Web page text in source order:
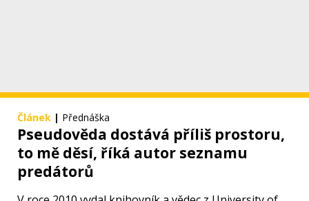
Článek | Přednáška
Pseudověda dostává příliš prostoru,
to mě děsí, říká autor seznamu
predátorů